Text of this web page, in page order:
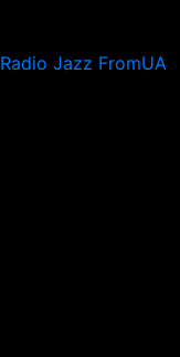
Radio Jazz FromUA